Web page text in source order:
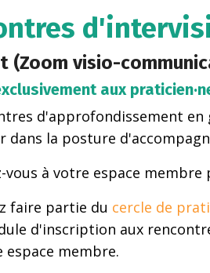
(Zoom visio-
aux
d'approfondissement
dans la posture
vous à votre espace
faire partie du cercle de
d'inscription aux
espace membre.